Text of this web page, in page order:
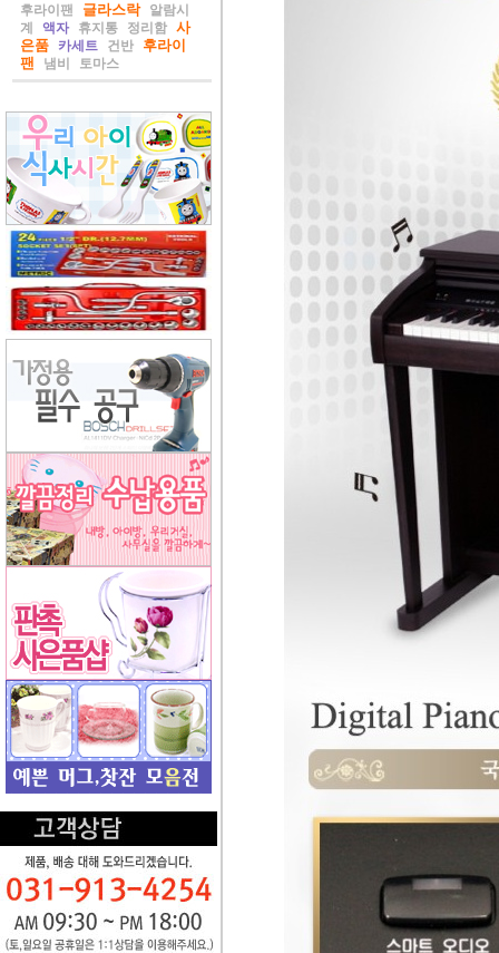
후라이팬 글라스락
알람시
계
액자 휴지통 정리함
사
은품
카세트 건반
후라이
팬
냄비 토마스